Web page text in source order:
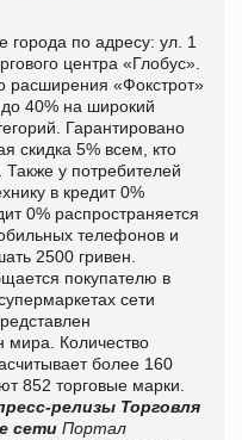
города по адресу: ул. 1
центра «Глобус».
расширения «Фокстрот»
40% на широкий
Гарантировано
скидка 5% всем, кто
Также у потребителей
в кредит 0%
0% распространяется
телефонов и
2500 гривен.
покупателю в
сети
мира. Количество
более 160
852 торговые марки.
релизы Торговля
сети Портал